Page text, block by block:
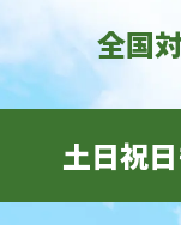
全国
土日祝